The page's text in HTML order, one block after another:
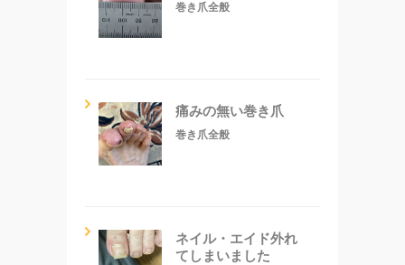
巻き爪全般
痛みの無い巻き爪
巻き爪全般
ネイル・エイド外れ
てしまいました